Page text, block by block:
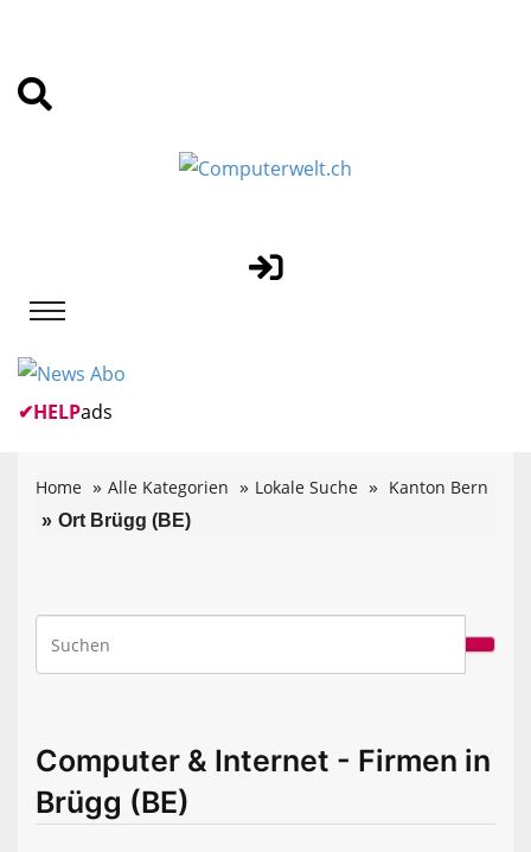
✔HELPads
Home Alle Kategorien Lokale Suche Kanton Bern
Ort Brügg (BE)
Computer & Internet - Firmen in
Brügg (BE)